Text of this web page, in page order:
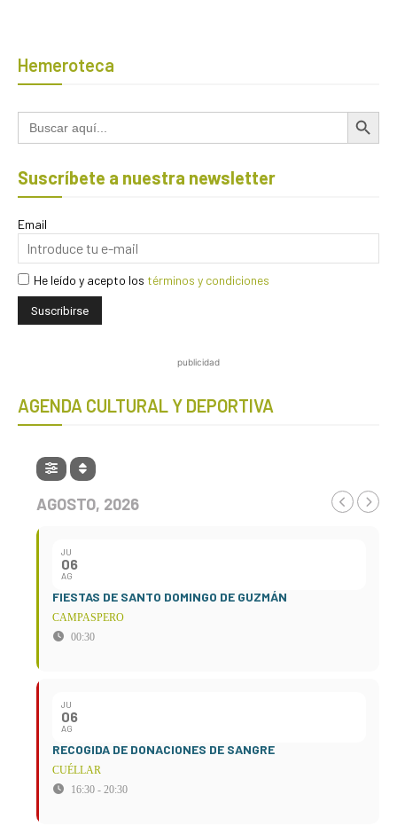
Hemeroteca
Buscar: Botón de
Suscríbete a nuestra newsletter
Email
He leído y acepto los términos y condiciones
publicidad
AGENDA CULTURAL Y DEPORTIVA
AGOSTO, 2026
JU
06
AG
FIESTAS DE SANTO DOMINGO DE GUZMÁN
CAMPASPERO
00:30
JU
06
AG
RECOGIDA DE DONACIONES DE SANGRE
CUÉLLAR
16:30 - 20:30